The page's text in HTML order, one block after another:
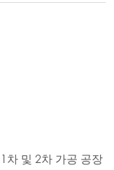
차 및 2차 가공 공장